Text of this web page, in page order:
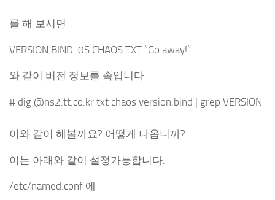
를 해 보시면
VERSION.BIND. 0S CHAOS TXT “Go away!”
와 같이 버전 정보를 속입니다.
# dig @ns2.tt.co.kr txt chaos version.bind | grep VERSION
이와 같이 해볼까요? 어떻게 나옵니까?
이는 아래와 같이 설정가능합니다.
/etc/named.conf 에